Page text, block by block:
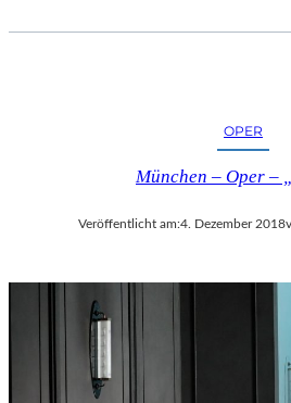
OPER
München – Oper –
Veröffentlicht am:4. Dezember 2018